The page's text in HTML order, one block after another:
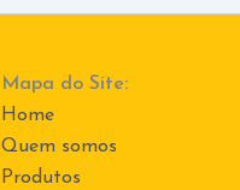
Mapa do Site:
Home
Quem somos
Produtos